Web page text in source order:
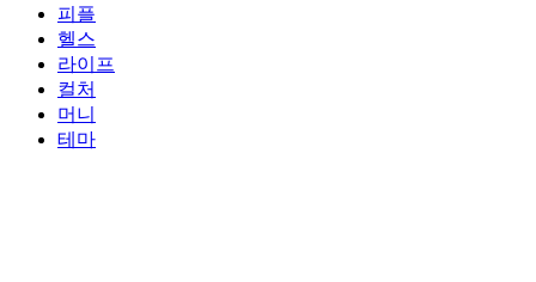
피플
헬스
라이프
컬처
머니
테마